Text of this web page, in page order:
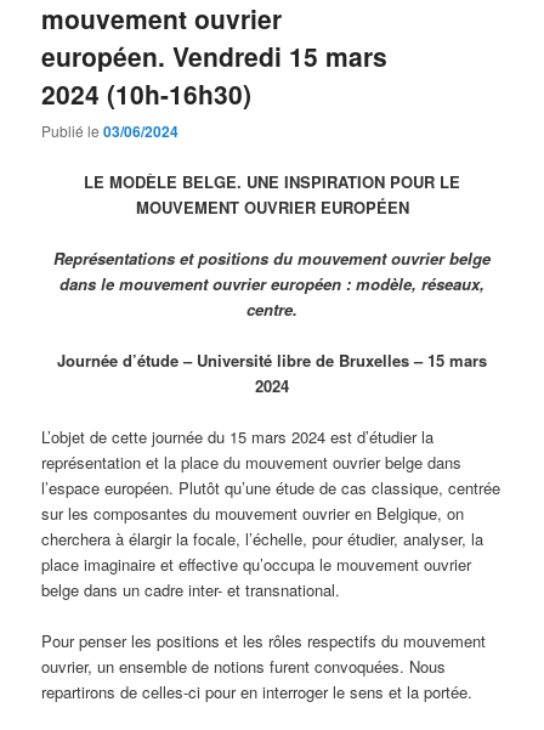
mouvement ouvrier
européen. Vendredi 15 mars
2024 (10h-16h30)
Publié le03/06/2024
LE MODÈLE BELGE. UNE INSPIRATION POUR LE
MOUVEMENT OUVRIER EUROPÉEN
Représentations et positions du mouvement ouvrier belge
dans le mouvement ouvrier européen : modèle, réseaux,
centre.
Journée d’étude – Université libre de Bruxelles – 15 mars
2024
L’objet de cette journée du 15 mars 2024 est d’étudier la
représentation et la place du mouvement ouvrier belge dans
l’espace européen. Plutôt qu’une étude de cas classique, centrée
sur les composantes du mouvement ouvrier en Belgique, on
cherchera à élargir la focale, l’échelle, pour étudier, analyser, la
place imaginaire et effective qu’occupa le mouvement ouvrier
belge dans un cadre inter- et transnational.
Pour penser les positions et les rôles respectifs du mouvement
ouvrier, un ensemble de notions furent convoquées. Nous
repartirons de celles-ci pour en interroger le sens et la portée.